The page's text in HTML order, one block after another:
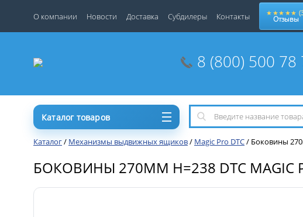
О компании Новости Доставка Субдилеры Контакты ★★★★★
Отзывы
8 (800) 500 78
Каталог товаров
Каталог/ Механизмы выдвижных ящиков/ Magic Pro DTC/ Боковины
БОКОВИНЫ 270ММ H=238 DTC MAGIC